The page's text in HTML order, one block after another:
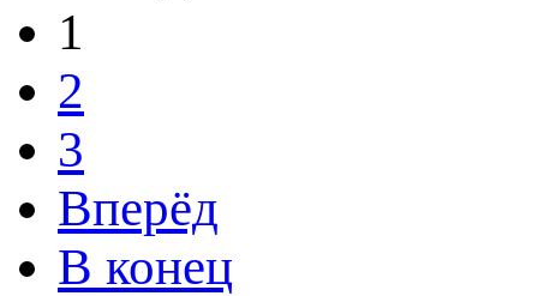
1
2
3
Вперёд
В конец